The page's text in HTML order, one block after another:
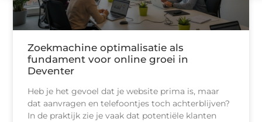
Zoekmachine optimalisatie als
fundament voor online groei in
Deventer
Heb je het gevoel dat je website prima is, maar
dat aanvragen en telefoontjes toch achterblijven?
In de praktijk zie je vaak dat potentiële klanten